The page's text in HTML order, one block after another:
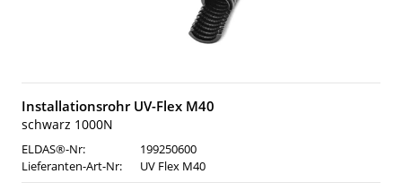
Installationsrohr UV-Flex M40
schwarz 1000N
ELDAS®-Nr:
199250600
Lieferanten-Art-Nr:
UV Flex M40